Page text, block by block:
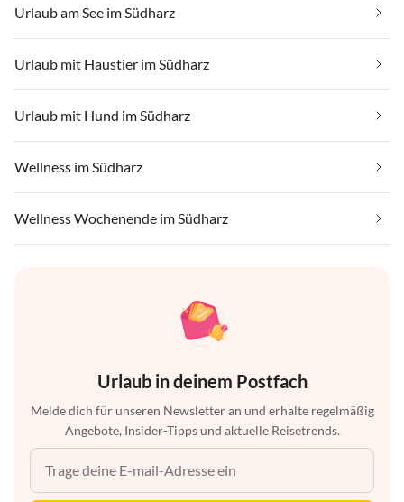
Urlaub am See im Südharz
Urlaub mit Haustier im Südharz
Urlaub mit Hund im Südharz
Wellness im Südharz
Wellness Wochenende im Südharz
Urlaub in deinem Postfach
Melde dich für unseren Newsletter an und erhalte regelmäßig
Angebote, Insider-Tipps und aktuelle Reisetrends.